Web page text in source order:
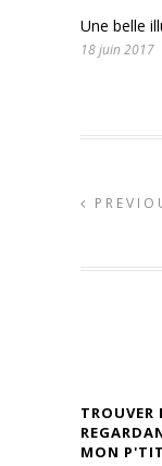
Une belle
18 juin 2017
TROUVER
MON